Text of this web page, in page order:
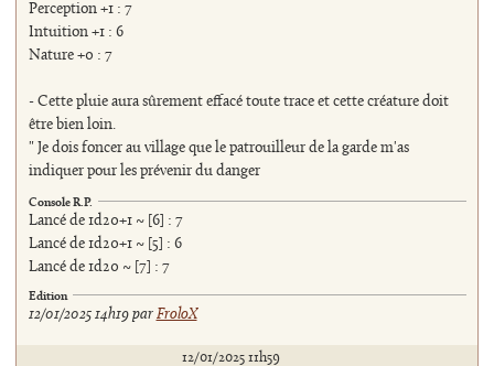
Perception +1 : 7
Intuition +1 : 6
Nature +0 : 7
- Cette pluie aura sûrement effacé toute trace et cette créature doit
être bien loin.
" Je dois foncer au village que le patrouilleur de la garde m'as
indiquer pour les prévenir du danger
Console R.P.
Lancé de 1d20+1 ~ [6] : 7
Lancé de 1d20+1 ~ [5] : 6
Lancé de 1d20 ~ [7] : 7
Edition
12/01/2025 14h19 par FroloX
12/01/2025 11h59